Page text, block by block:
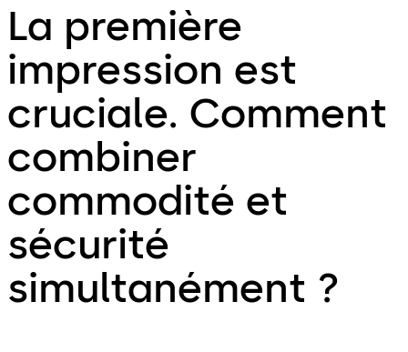
La première
impression est
cruciale. Comment
combiner
commodité et
sécurité
simultanément ?